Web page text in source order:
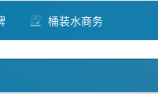
桶装水商务